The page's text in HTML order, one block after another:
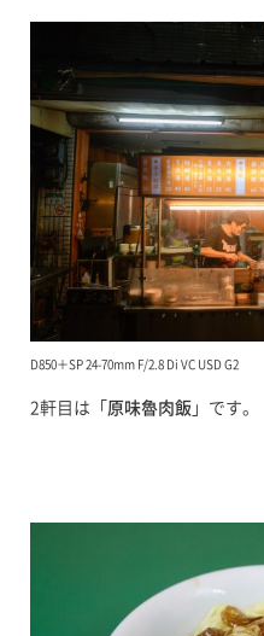
D850＋SP 24-70mm F/2.8 Di VC USD G2
2軒目は「 原味魯肉飯 」です。